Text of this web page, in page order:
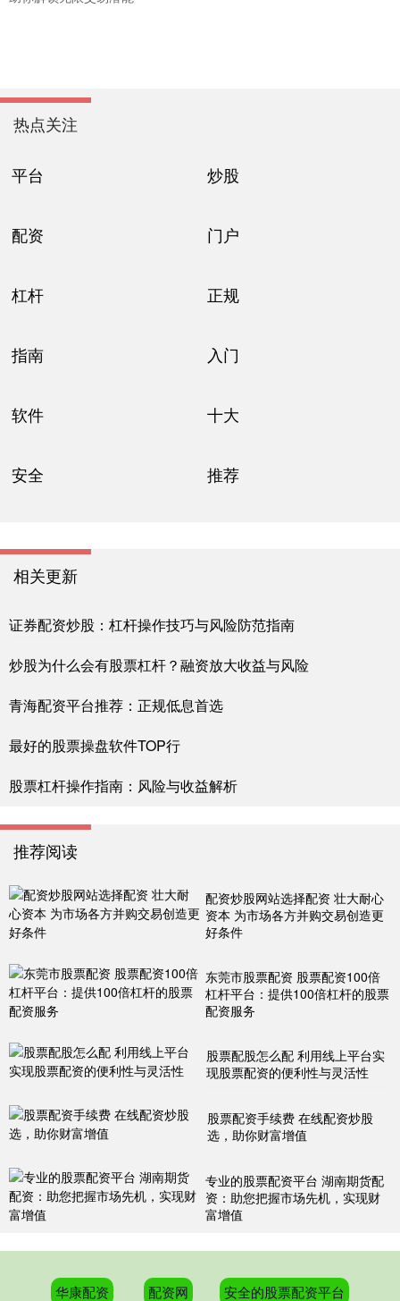
热点关注
平台 炒股
配资 门户
杠杆 正规
指南 入门
软件 十大
安全 推荐
相关更新
证券配资炒股：杠杆操作技巧与风险防范指南
炒股为什么会有股票杠杆？融资放大收益与风险
青海配资平台推荐：正规低息首选
最好的股票操盘软件TOP行
股票杠杆操作指南：风险与收益解析
推荐阅读
配资炒股网站选择配资 壮大耐心
资本 为市场各方并购交易创造更
好条件
东莞市股票配资 股票配资100倍
杠杆平台：提供100倍杠杆的股票
配资服务
股票配股怎么配 利用线上平台实
现股票配资的便利性与灵活性
股票配资手续费 在线配资炒股
选，助你财富增值
专业的股票配资平台 湖南期货配
资：助您把握市场先机，实现财
富增值
华康配资 配资网 安全的股票配资平台